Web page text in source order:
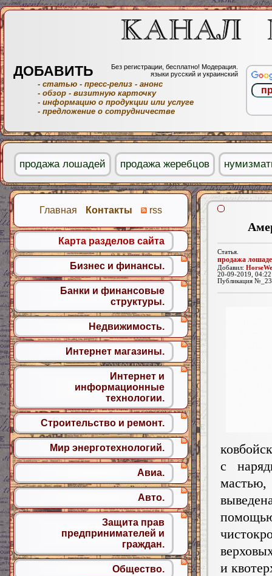
Статья.
продажа
Добавил:
20-09-2019,
Публикация
с
и
Главная Контакты rss
Карта разделов сайта
Бизнес и финансы.
Банки и финансовые
структуры.
Недвижимость.
Интернет магазины.
Интернет и
информационные
технологии.
Строительство и ремонт.
Мир энерготехнологий.
Авиа.
Авто.
Защита прав
предпринимателей и
граждан.
Общество.
ДОБАВИТЬ
Без регистрации, бесплатно! Модерация.
языки русский и украинский
- статью - пресс-релиз - анонс
- обзор - визитную карточку
- информацию о продукции или услуге
- предложение о сотрудничестве
продажа лошадей продажа жеребцов